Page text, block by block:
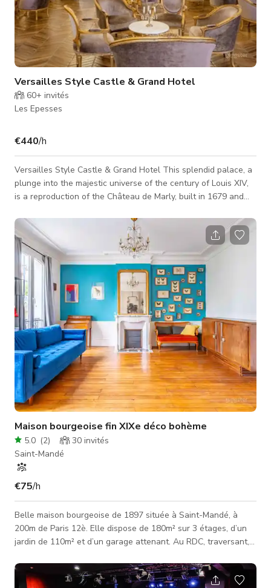
Versailles Style Castle & Grand Hotel
60+ invités
Les Epesses
€440/h
Versailles Style Castle & Grand Hotel This splendid palace, a
plunge into the majestic universe of the century of Louis XIV,
is a reproduction of the Château de Marly, built in 1679 and
surrounded by a French garden and is a great option for both
period and contemporary scenes. 2 large pavilions. 6 small
pavilions.
Maison bourgeoise fin XIXe déco bohème
5.0 (2) 30 invités
Saint-Mandé
€75/h
Belle maison bourgeoise de 1897 située à Saint-Mandé, à
200m de Paris 12è. Elle dispose de 180m² sur 3 étages, d’un
jardin de 110m² et d’un garage attenant. Au RDC, traversant,
manger menant au jardin. Au 1er étage: 1 grande chambre
(exposition S.0), 1 salle de bain. Au 2ème étage: 2 grandes